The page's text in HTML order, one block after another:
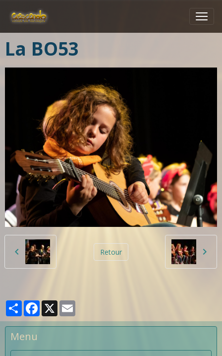
La BO53
Retour
PartagerFacebook
X
Menu